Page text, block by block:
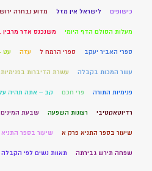
כישופים לישראל אין מזל מדוע נבחרה
מעלות הסולם הדף היומי משנכנס אדר
ספרי האביר יעקב ספרי הרמח ל עזה עט
עשר המכות בקבלה עשרת הדיברות
פנימיות התורה פרי חכם קב – אתה תהיה
רדיוטאקטיבי רצונות השפעה שבעת המינים
שיעור בספר התניא פרק א שיעור בספר
שפחה תירש גבירתה תאוות נשים לפי הקבלה